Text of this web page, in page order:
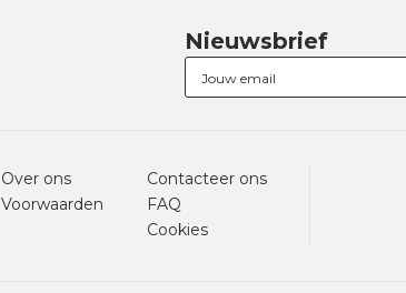
Nieuwsbrief
Over ons
Voorwaarden
Contacteer ons
FAQ
Cookies